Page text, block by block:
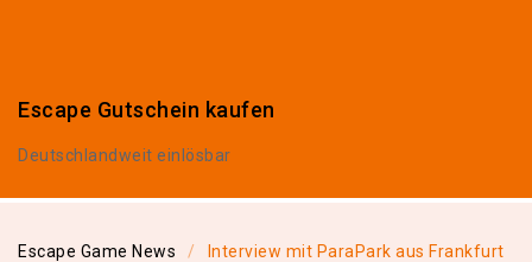
Escape Gutschein kaufen
Deutschlandweit einlösbar
Escape Game News Interview mit ParaPark aus Frankfurt